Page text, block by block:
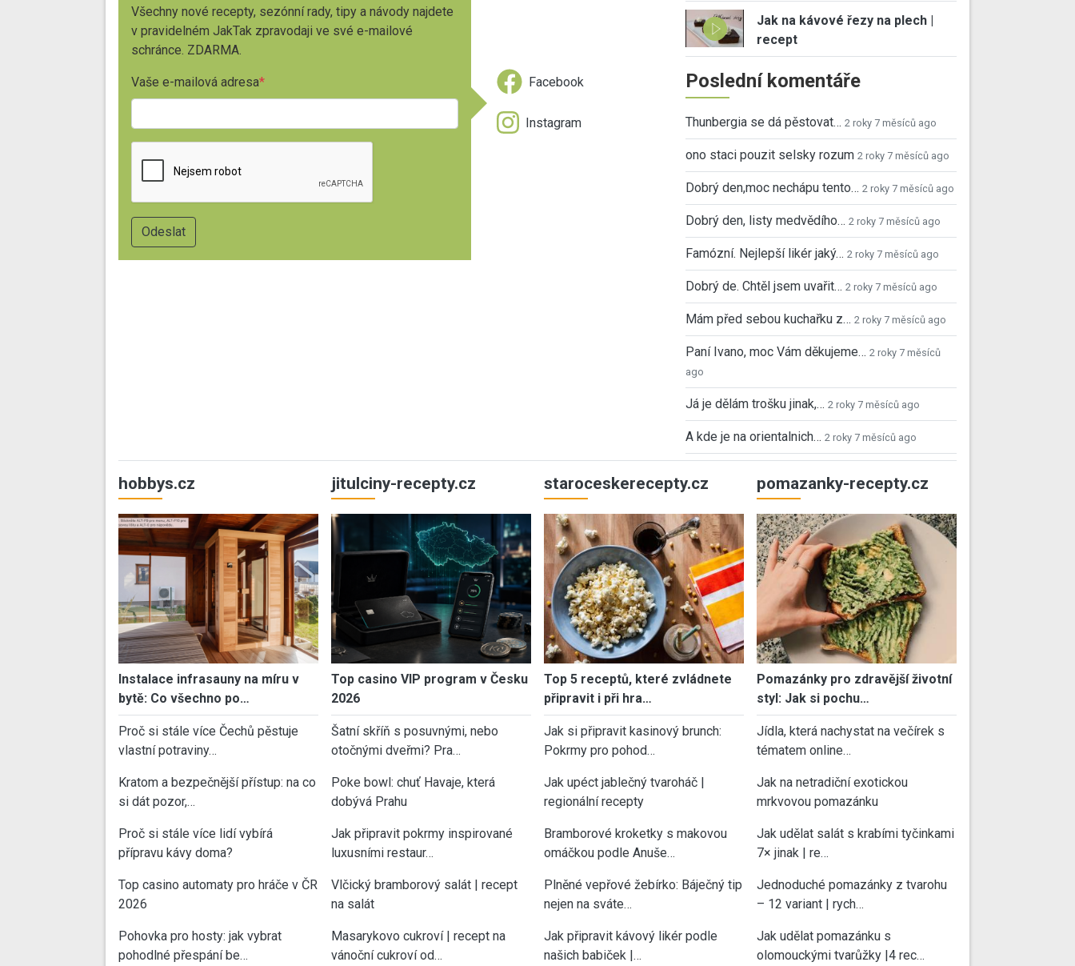
Všechny nové recepty, sezónní rady, tipy a návody najdete
v pravidelném JakTak zpravodaji ve své e-mailové
schránce. ZDARMA.
Vaše e-mailová adresa Facebook
Instagram
Jak na kávové řezy na plech |
recept
Poslední komentáře
Thunbergia se dá pěstovat… 2 roky 7 měsíců ago
ono staci pouzit selsky rozum 2 roky 7 měsíců ago
Dobrý den,moc nechápu tento… 2 roky 7 měsíců ago
Dobrý den, listy medvědího… 2 roky 7 měsíců ago
Famózní. Nejlepší likér jaký… 2 roky 7 měsíců ago
Dobrý de. Chtěl jsem uvařit… 2 roky 7 měsíců ago
Mám před sebou kuchařku z… 2 roky 7 měsíců ago
Paní Ivano, moc Vám děkujeme… 2 roky 7 měsíců
ago
Já je dělám trošku jinak,… 2 roky 7 měsíců ago
A kde je na orientalnich… 2 roky 7 měsíců ago
hobbys.cz
Instalace infrasauny na míru v
bytě: Co všechno po…
Proč si stále více Čechů pěstuje
vlastní potraviny…
Kratom a bezpečnější přístup: na co
si dát pozor,…
Proč si stále více lidí vybírá
přípravu kávy doma?
Top casino automaty pro hráče v ČR
2026
Pohovka pro hosty: jak vybrat
pohodlné přespání be…
jitulciny-recepty.cz
Top casino VIP program v Česku
2026
Šatní skříň s posuvnými, nebo
otočnými dveřmi? Pra…
Poke bowl: chuť Havaje, která
dobývá Prahu
Jak připravit pokrmy inspirované
luxusními restaur…
Vlčický bramborový salát | recept
na salát
Masarykovo cukroví | recept na
vánoční cukroví od…
staroceskerecepty.cz
Top 5 receptů, které zvládnete
připravit i při hra…
Jak si připravit kasinový brunch:
Pokrmy pro pohod…
Jak upéct jablečný tvaroháč |
regionální recepty
Bramborové kroketky s makovou
omáčkou podle Anuše…
Plněné vepřové žebírko: Báječný tip
nejen na sváte…
Jak připravit kávový likér podle
našich babiček |…
pomazanky-recepty.cz
Pomazánky pro zdravější životní
styl: Jak si pochu…
Jídla, která nachystat na večírek s
tématem online…
Jak na netradiční exotickou
mrkvovou pomazánku
Jak udělat salát s krabími tyčinkami
7× jinak | re…
Jednoduché pomazánky z tvarohu
– 12 variant | rych…
Jak udělat pomazánku s
olomouckými tvarůžky |4 rec…